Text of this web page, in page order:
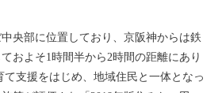
央部に位置しており、京阪神からは鉄
およそ1時間半から2時間の距離にあり
て支援をはじめ、地域住民と一体となっ